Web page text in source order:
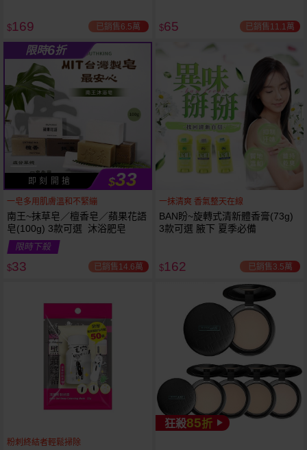
立刻送
$169 已銷售6.5萬 $65 已銷售11.1萬
限時6折
即 刻 開 搶 $33
一皂多用肌膚溫和不緊繃
南王~抹草皂／檀香皂／蘋果花語
皂(100g) 3款可選 沐浴肥皂
限時下殺
$33 已銷售14.6萬
一抹清爽 香氣整天在線
BAN盼~旋轉式清新體香膏(73g)
3款可選 腋下 夏季必備
$162 已銷售3.5萬
粉刺終結者輕鬆掃除
狂殺85折